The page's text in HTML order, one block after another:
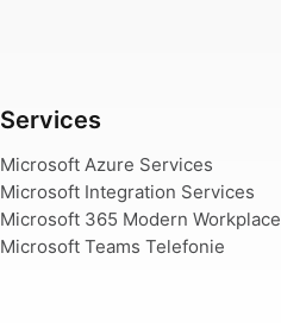
Services
Microsoft Azure Services
Microsoft Integration Services
Microsoft 365 Modern Workplace
Microsoft Teams Telefonie